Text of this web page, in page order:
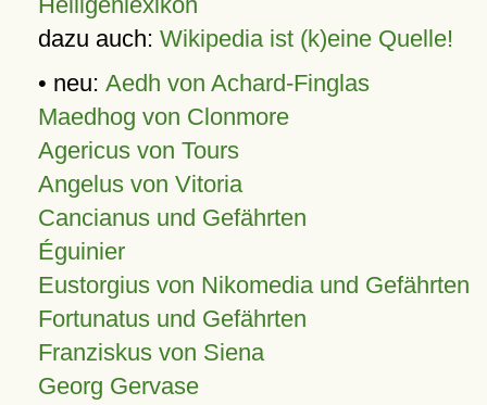
dazu auch: Wikipedia ist (k)eine Quelle!
• neu: Aedh von Achard-Finglas
Maedhog von Clonmore
Agericus von Tours
Angelus von Vitoria
Cancianus und Gefährten
Éguinier
Eustorgius von Nikomedia und Gefährten
Fortunatus und Gefährten
Franziskus von Siena
Georg Gervase